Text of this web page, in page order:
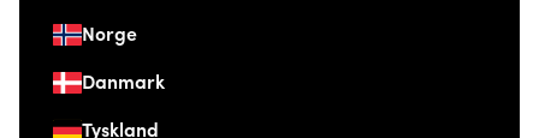
Norge
Danmark
Tyskland